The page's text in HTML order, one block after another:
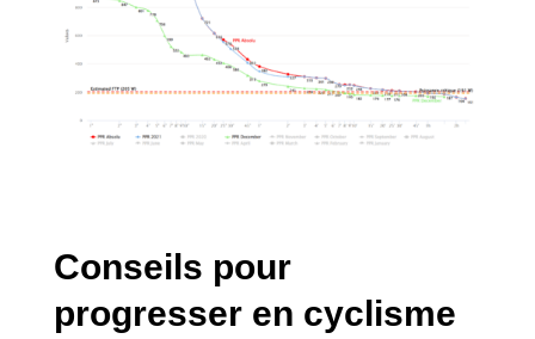
Conseils pour
progresser en cyclisme